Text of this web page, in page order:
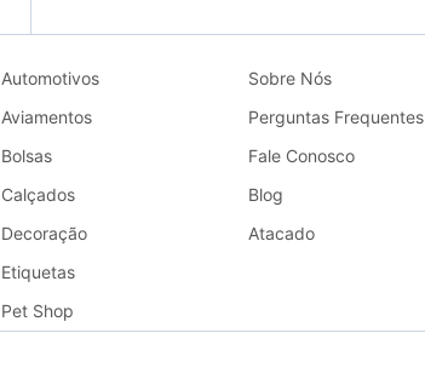
Automotivos
Aviamentos
Bolsas
Calçados
Decoração
Etiquetas
Pet Shop
Sobre Nós
Perguntas Frequentes
Fale Conosco
Blog
Atacado